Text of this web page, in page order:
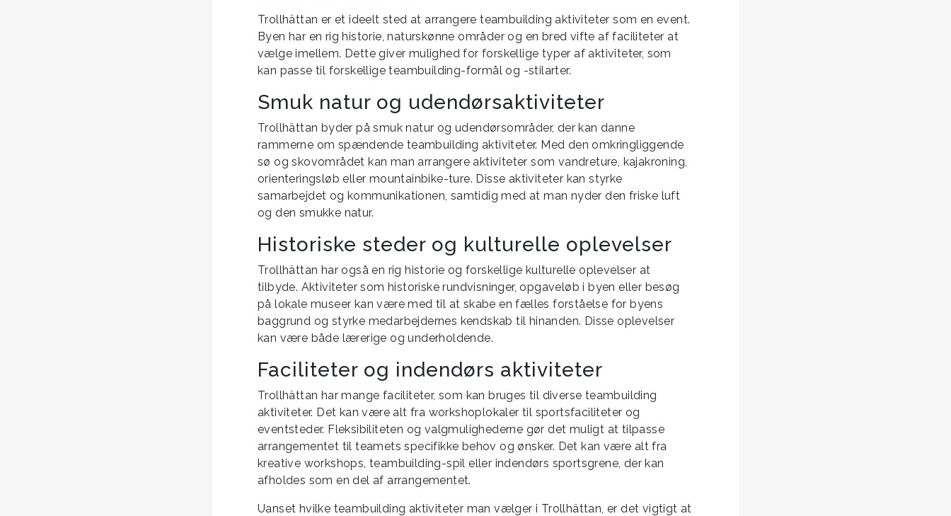
Trollhättan er et ideelt sted at arrangere teambuilding aktiviteter som en event.
Byen har en rig historie, naturskønne områder og en bred vifte af faciliteter at
vælge imellem. Dette giver mulighed for forskellige typer af aktiviteter, som
kan passe til forskellige teambuilding-formål og -stilarter.
Smuk natur og udendørsaktiviteter
Trollhättan byder på smuk natur og udendørsområder, der kan danne
rammerne om spændende teambuilding aktiviteter. Med den omkringliggende
sø og skovområdet kan man arrangere aktiviteter som vandreture, kajakroning,
orienteringsløb eller mountainbike-ture. Disse aktiviteter kan styrke
samarbejdet og kommunikationen, samtidig med at man nyder den friske luft
og den smukke natur.
Historiske steder og kulturelle oplevelser
Trollhättan har også en rig historie og forskellige kulturelle oplevelser at
tilbyde. Aktiviteter som historiske rundvisninger, opgaveløb i byen eller besøg
på lokale museer kan være med til at skabe en fælles forståelse for byens
baggrund og styrke medarbejdernes kendskab til hinanden. Disse oplevelser
kan være både lærerige og underholdende.
Faciliteter og indendørs aktiviteter
Trollhättan har mange faciliteter, som kan bruges til diverse teambuilding
aktiviteter. Det kan være alt fra workshoplokaler til sportsfaciliteter og
eventsteder. Fleksibiliteten og valgmulighederne gør det muligt at tilpasse
arrangementet til teamets specifikke behov og ønsker. Det kan være alt fra
kreative workshops, teambuilding-spil eller indendørs sportsgrene, der kan
afholdes som en del af arrangementet.
Uanset hvilke teambuilding aktiviteter man vælger i Trollhättan, er det vigtigt at